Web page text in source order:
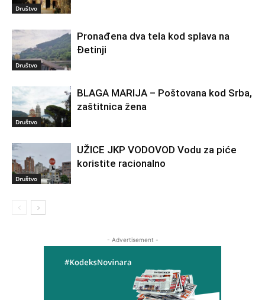
Društvo
Društvo
Pronađena dva tela kod splava na
Đetinji
Društvo
BLAGA MARIJA – Poštovana kod Srba,
zaštitnica žena
Društvo
UŽICE JKP VODOVOD Vodu za piće
koristite racionalno
- Advertisement -